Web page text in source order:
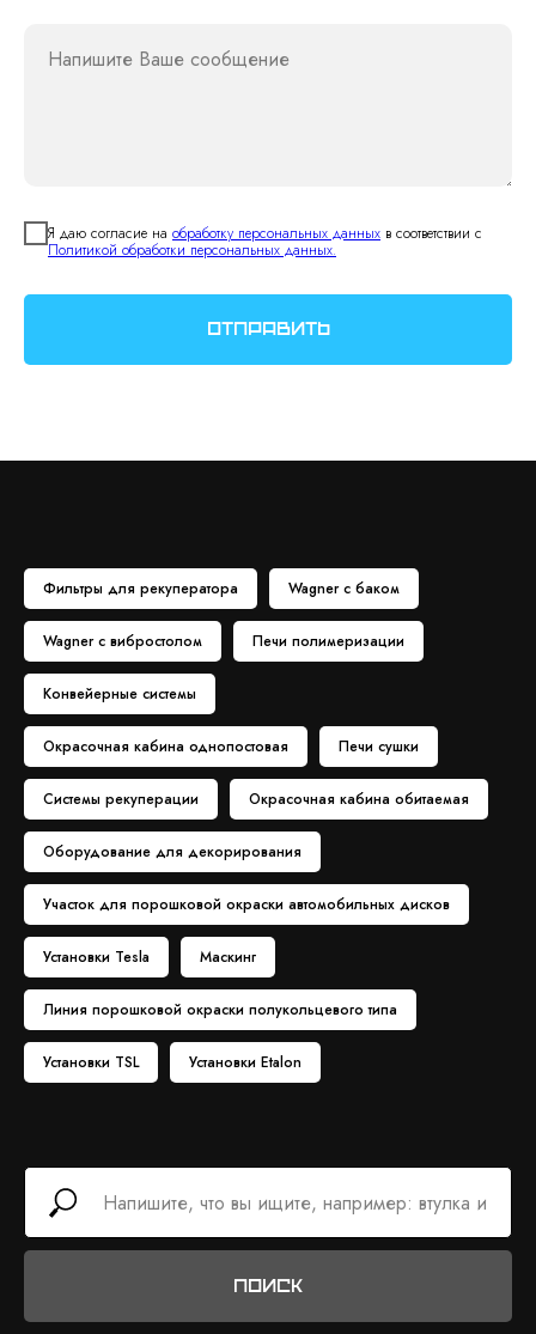
Напишите Ваше сообщение
Я даю согласие на обработку персональных данных в соответствии с
Политикой обработки персональных данных.
Отправить
Фильтры для рекуператора Wagner с баком
Wagner с вибростолом Печи полимеризации
Конвейерные системы
Окрасочная кабина однопостовая Печи сушки
Системы рекуперации Окрасочная кабина обитаемая
Оборудование для декорирования
Участок для порошковой окраски автомобильных дисков
Установки Tesla Маскинг
Линия порошковой окраски полукольцевого типа
Установки TSL Установки Etalon
Поиск